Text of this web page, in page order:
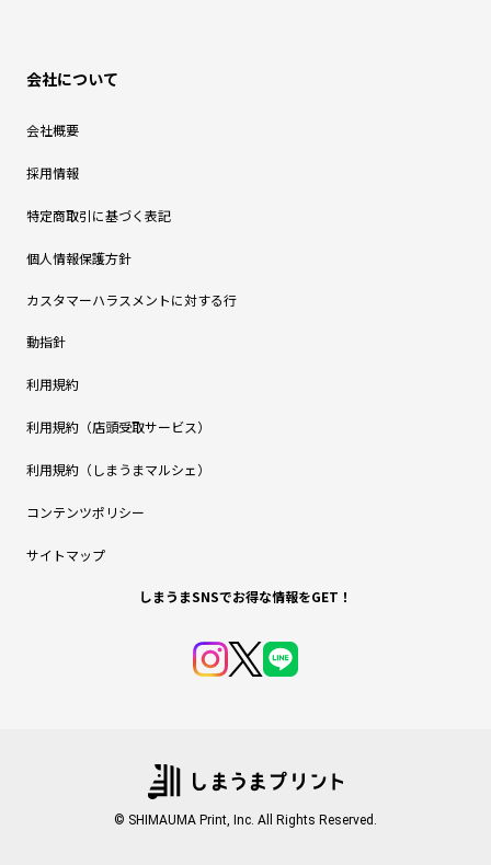
会社について
会社概要
採用情報
特定商取引に基づく表記
個人情報保護方針
カスタマーハラスメントに対する行
動指針
利用規約
利用規約（店頭受取サービス）
利用規約（しまうまマルシェ）
コンテンツポリシー
サイトマップ
しまうまSNSでお得な情報をGET！
© SHIMAUMA Print, Inc. All Rights Reserved.